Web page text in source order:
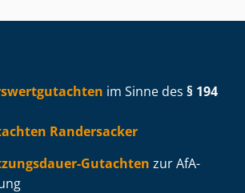
im Sinne des § 194
Randersacker
Gutachten zur AfA-